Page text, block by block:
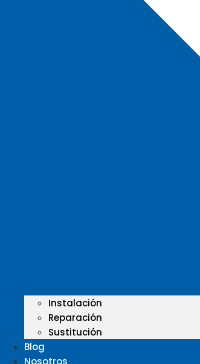
Instalación
Reparación
Sustitución
Blog
Nosotros